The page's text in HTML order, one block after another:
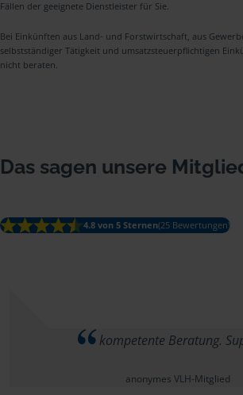
Fällen der geeignete Dienstleister für Sie.
Bei Einkünften aus Land- und Forstwirtschaft, aus
selbstständiger Tätigkeit und umsatzsteuerpflichtigen
nicht beraten.
Das sagen unsere
4.8 von 5 Sternen(25 Bewertungen)
kompetente Beratung.
anonymes VLH-Mitglied